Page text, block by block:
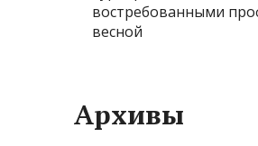
востребованными
весной
Архивы